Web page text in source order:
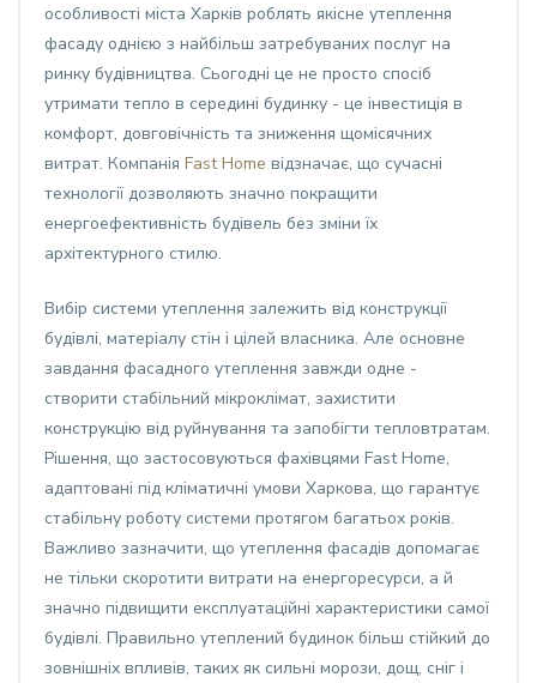
особливості міста Харків роблять якісне утеплення
фасаду однією з найбільш затребуваних послуг на
ринку будівництва. Сьогодні це не просто спосіб
утримати тепло в середині будинку - це інвестиція в
комфорт, довговічність та зниження щомісячних
витрат. Компанія Fast Home відзначає, що сучасні
технології дозволяють значно покращити
енергоефективність будівель без зміни їх
архітектурного стилю.
Вибір системи утеплення залежить від конструкції
будівлі, матеріалу стін і цілей власника. Але основне
завдання фасадного утеплення завжди одне -
створити стабільний мікроклімат, захистити
конструкцію від руйнування та запобігти тепловтратам.
Рішення, що застосовуються фахівцями Fast Home,
адаптовані під кліматичні умови Харкова, що гарантує
стабільну роботу системи протягом багатьох років.
Важливо зазначити, що утеплення фасадів допомагає
не тільки скоротити витрати на енергоресурси, а й
значно підвищити експлуатаційні характеристики самої
будівлі. Правильно утеплений будинок більш стійкий до
зовнішніх впливів, таких як сильні морози, дощ, сніг і